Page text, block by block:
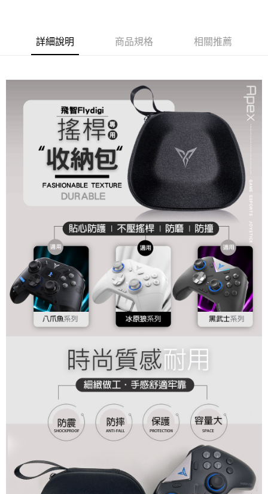
帳／街口支付／iPASS MONEY」等通路繳費。
用戶於交易時，得透過本服務購買商品或服務，並由商店將買賣／分期付款
買賣價金債權讓與本公司後，依約使用本公司帳單繳交帳款。
2.基於同意付款使用「大哥付你分期」之契約關係目的，商店將以您的個人
資料（包含姓名、電話或地址）提供予台灣大哥大進項蒐集、處理及利用，
由本公司與您本人進行分期帳單所需資料之確認、核對及更正。
3.完整用戶服務條款，請詳閱以下連結：
https://oppay.tw/userRule
結帳頁面，進行簡訊認證並確認金額後，即可完成結帳。
※ 請注意：結帳手續完成當下不需立刻繳費，但若您需要取消訂單，請聯絡
購買商品的店家。未經商家同意取消之訂單仍視為有效，需透過AFTEE先享
後付繳納相關費用。
※ 交易是否成功請以「AFTEE先享後付 」之結帳頁面顯示為準，若有關於
是否繳費成功／繳費後需取消欲退款等相關疑問，請聯繫「AFTEE先享後付
客戶支援中心」 https://netprotections.freshdesk.com/support/home
【注意事項】
１．透過由恩沛科技股份有限公司提供之「AFTEE先享後付」服務完成之交
易，需依本服務之必要範圍內提供個人資料，並將交易相關給付款項請求債
權轉讓予恩沛科技股份有限公司。
２．關於個人資料處理事宜，請瀏覽以下網址：
３．未成年的使用者請事先徵得法定代理人或監護人之同意方可使用
「AFTEE先享後付」，若未經同意申辦者引起之損失，本公司不負相關責
４．使用「AFTEE先享後付」時，將依據個別帳號之用戶狀況，依本公司即
時審查核予不同之上限額度；若仍有額度不足之情形，本公司將視審查結果
請求用戶進行身份認證。
５．嚴禁一人註冊多個帳號或使用他人資訊註冊。若發現惡意使用之情形，
恩沛科技股份有限公司將有權停止該用戶之使用額度並採取法律行動。
詳細說明 商品規格 相關推薦